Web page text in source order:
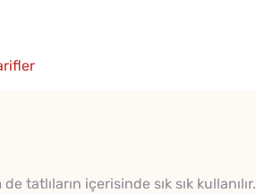
içerisinde sık sık